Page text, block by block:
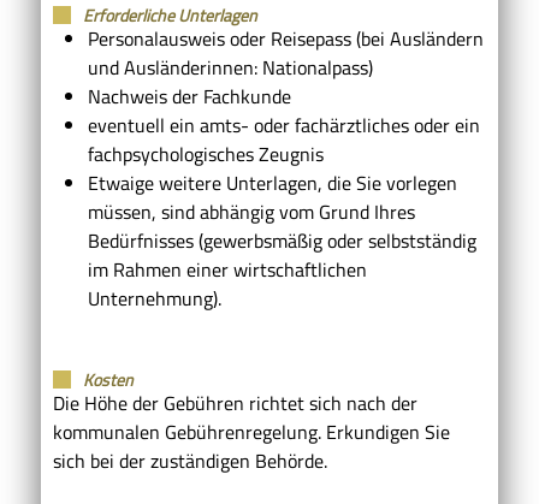
Erforderliche Unterlagen
Personalausweis oder Reisepass (bei Ausländern
und Ausländerinnen: Nationalpass)
Nachweis der Fachkunde
eventuell ein amts- oder fachärztliches oder ein
fachpsychologisches Zeugnis
Etwaige weitere Unterlagen, die Sie vorlegen
müssen, sind abhängig vom Grund Ihres
Bedürfnisses (gewerbsmäßig oder selbstständig
im Rahmen einer wirtschaftlichen
Unternehmung).
Kosten
Die Höhe der Gebühren richtet sich nach der
kommunalen Gebührenregelung. Erkundigen Sie
sich bei der zuständigen Behörde.